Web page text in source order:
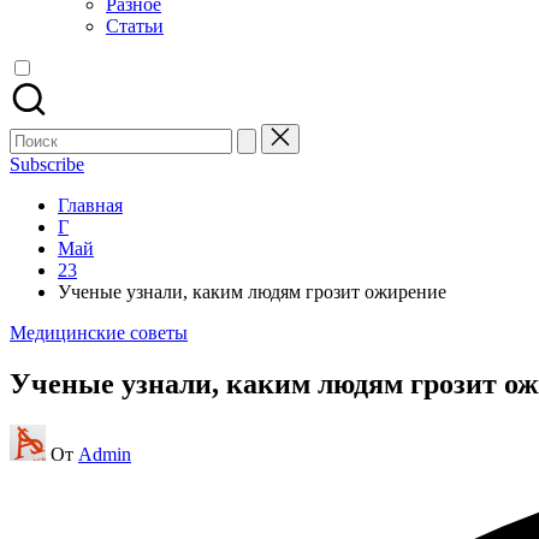
Разное
Статьи
Поиск
для:
Subscribe
Главная
Г
Май
23
Ученые узнали, каким людям грозит ожирение
Опубликовано
Медицинские советы
Ученые узнали, каким людям грозит
Запись
от
От Admin